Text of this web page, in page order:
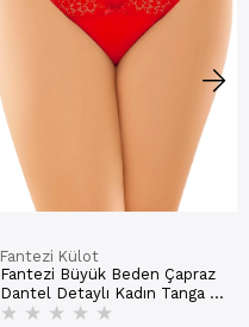
Fantezi Külot
Fantezi Büyük Beden Çapraz
Dantel Detaylı Kadın Tanga -
Şık ve Rahat Tasarım | 9154-1
★ ★ ★ ★ ★